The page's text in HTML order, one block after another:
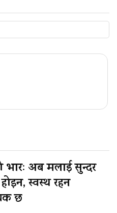
भारः अब मलाई सुन्दर
स्वस्थ रहन
छ